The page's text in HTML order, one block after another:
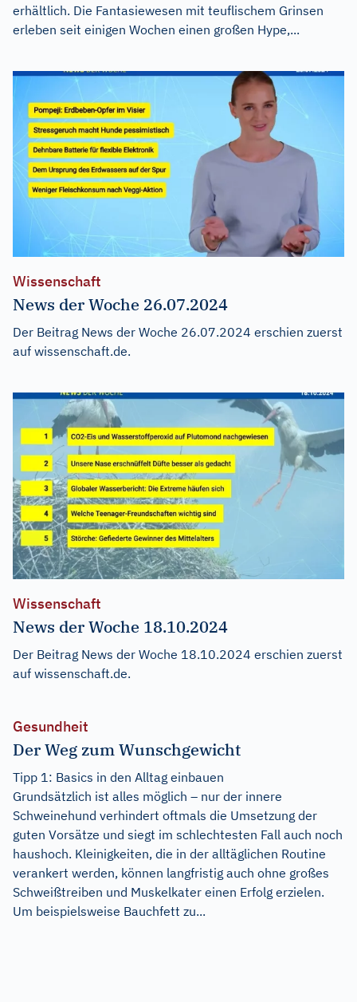
erhältlich. Die Fantasiewesen mit teuflischem Grinsen
erleben seit einigen Wochen einen großen Hype,...
Wissenschaft
News der Woche 26.07.2024
Der Beitrag News der Woche 26.07.2024 erschien zuerst
auf wissenschaft.de.
Wissenschaft
News der Woche 18.10.2024
Der Beitrag News der Woche 18.10.2024 erschien zuerst
auf wissenschaft.de.
Gesundheit
Der Weg zum Wunschgewicht
Tipp 1: Basics in den Alltag einbauen
Grundsätzlich ist alles möglich – nur der innere
Schweinehund verhindert oftmals die Umsetzung der
guten Vorsätze und siegt im schlechtesten Fall auch noch
haushoch. Kleinigkeiten, die in der alltäglichen Routine
verankert werden, können langfristig auch ohne großes
Schweißtreiben und Muskelkater einen Erfolg erzielen.
Um beispielsweise Bauchfett zu...